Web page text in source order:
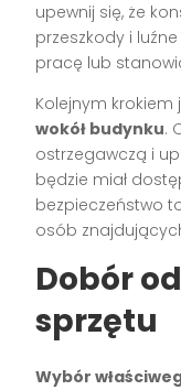
upewnij się, że
przeszkody i
pracę lub
Kolejnym krokiem
wokół budynku.
ostrzegawczą i
będzie miał
bezpieczeństwo
osób
Dobór
sprzętu
Wybór